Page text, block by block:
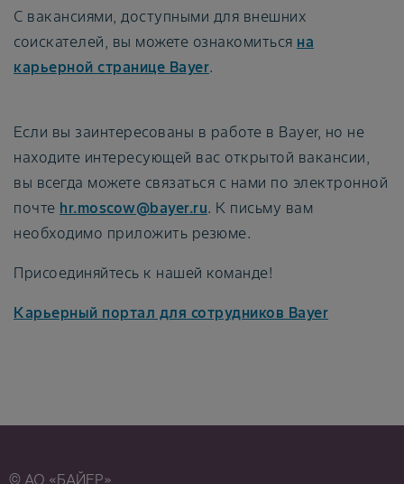
С вакансиями, доступными для внешних
соискателей, вы можете ознакомиться на
карьерной странице Bayer.
Если вы заинтересованы в работе в Bayer, но не
находите интересующей вас открытой вакансии,
вы всегда можете связаться с нами по электронной
почте hr.moscow@bayer.ru. К письму вам
необходимо приложить резюме.
Присоединяйтесь к нашей команде!
Карьерный портал для сотрудников Bayer
© АО «БАЙЕР»